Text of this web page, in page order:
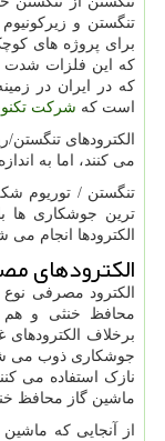
تنگستن و
برای پروژه های
که این فلزات شدت
که در ایران در
است که شرکت
الکترودهای
می کنند، اما به
تنگستن / توریوم
ترین جوشکاری ها
الکترودها انجام می
الکترودهای
الکترود مصرفی
محافظ خنثی و هم
برخلاف
جوشکاری ذوب می
نازک استفاده می
ماشین گاز محافظ
از آنجایی که